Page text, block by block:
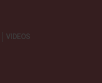
VIDEOS